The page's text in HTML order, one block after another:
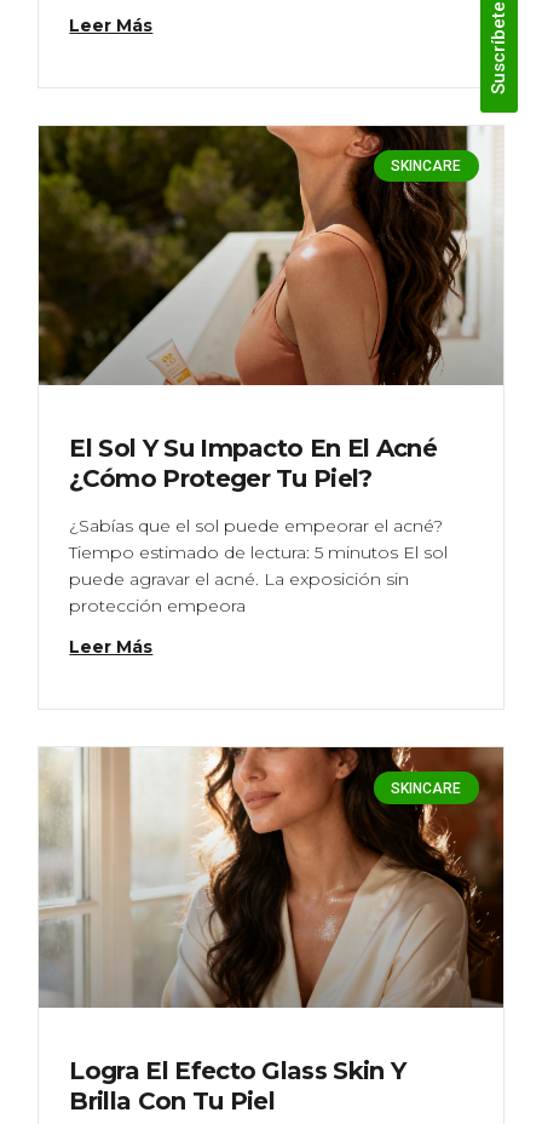
Leer Más
SKINCARE
El Sol Y Su Impacto En El Acné
¿Cómo Proteger Tu Piel?
¿Sabías que el sol puede empeorar el acné?
Tiempo estimado de lectura: 5 minutos El sol
puede agravar el acné. La exposición sin
protección empeora
Leer Más
SKINCARE
Logra El Efecto Glass Skin Y
Brilla Con Tu Piel
Suscríbete